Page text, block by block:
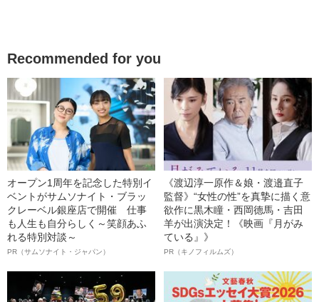
Recommended for you
オープン1周年を記念した特別イ
ベントがサムソナイト・ブラッ
クレーベル銀座店で開催 仕事
も人生も自分らしく～笑顔あふ
れる特別対談～
PR（サムソナイト・ジャパン）
《渡辺淳一原作＆娘・渡邉直子
監督》“女性の性”を真摯に描く意
欲作に黒木瞳・西岡德馬・吉田
羊が出演決定！《映画『月がみ
ている』》
PR（キノフィルムズ）